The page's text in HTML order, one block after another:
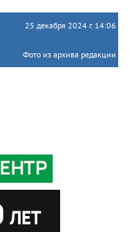
25 декабря 2024 г. 14:06
Фото из архива редакции